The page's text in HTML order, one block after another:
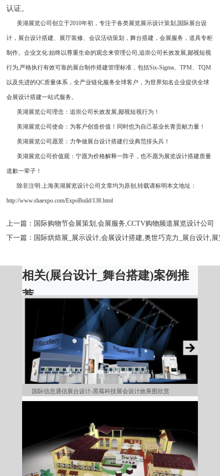
认证。
美湖展览公司创立于2010年初，专注于各类展览展示设计策划,国际展台设
计，展台设计搭建、展厅装修、会议活动策划，舞台搭建，会展服务，道具专柜
制作。企业文化:始终以尊重生命的观念来管理公司,追崇公司长效发展,鄙视短视
行为,严格执行有效可靠的展台制作搭建管理标准，包括Six-Sigma、TPM、TQM
以及先进的QC质量体系，全产业链化服务全球客户，为世界知名企业提供全球
会展设计搭建一站式服务。
美湖展览公司理念：追崇公司长效发展,鄙视短视行为！
美湖展览公司使命：为客户创造价值！同时也为自己基业长青贡献力量！
美湖展览公司愿景：力争做展台设计搭建行业典范排头兵！
美湖展览公司价值观：宁愿为价格解释一阵子，也不愿为展览设计搭建质量
道歉一辈子！
除非注明:上海美湖展览设计公司文章均为原创,转载请标明本文地址：
http://www.shaexpo.com/ExpoBuild/138.html
上一篇： 国际购物节会展策划,会展服务,CCTV购物频道展览设计公司
下一篇： 国际烘焙展_展示设计,会展设计搭建,奥世巧克力_展台设计,
相关(展台设计_ 舞台搭建)案例推
荐
国际信息通信展台设计-黑莓科技展会设计效果图欣赏